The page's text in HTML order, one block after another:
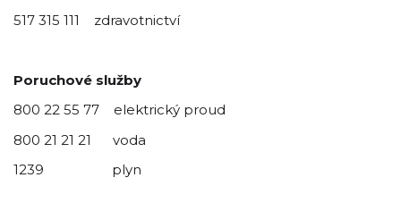
517 315 111 zdravotnictví
Poruchové služby
800 22 55 77 elektrický proud
800 21 21 21 voda
1239 plyn